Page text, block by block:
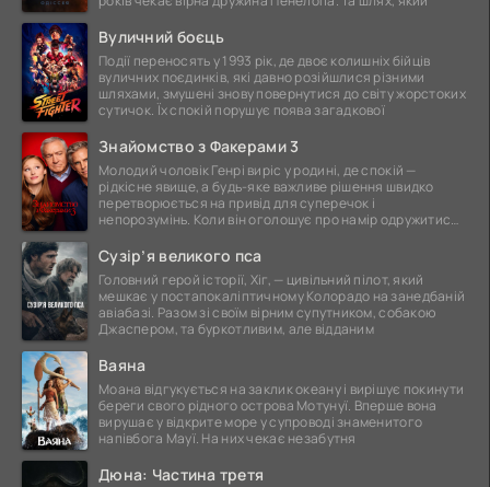
Вуличний боєць
Події переносять у 1993 рік, де двоє колишніх бійців
вуличних поєдинків, які давно розійшлися різними
шляхами, змушені знову повернутися до світу жорстоких
сутичок. Їх спокій порушує поява загадкової
Знайомство з Факерами 3
Молодий чоловік Генрі виріс у родині, де спокій —
рідкісне явище, а будь-яке важливе рішення швидко
перетворюється на привід для суперечок і
непорозумінь. Коли він оголошує про намір одружитися,
Сузір’я великого пса
Головний герой історії, Хіг, — цивільний пілот, який
мешкає у постапокаліптичному Колорадо на занедбаній
авіабазі. Разом зі своїм вірним супутником, собакою
Джаспером, та буркотливим, але відданим
Ваяна
Моана відгукується на заклик океану і вирішує покинути
береги свого рідного острова Мотунуї. Вперше вона
вирушає у відкрите море у супроводі знаменитого
напівбога Мауї. На них чекає незабутня
Дюна: Частина третя